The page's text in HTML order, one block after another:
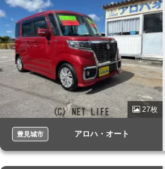
27枚
豊見城市 アロハ・オート